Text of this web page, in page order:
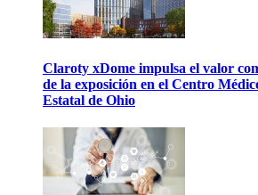
Claroty xDome impulsa el valor
de la exposición en el Centro
Estatal de Ohio